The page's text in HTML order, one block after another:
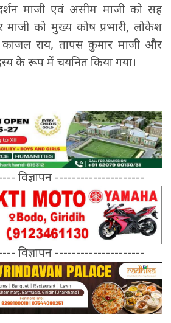
माजी एवं असीम माजी को सह
को मुख्य कोष प्रभारी, लोकेश
काजल राय, तापस कुमार माजी और
के रूप में चयनित किया गया।
विज्ञापन ---------------------
विज्ञापन ---------------------